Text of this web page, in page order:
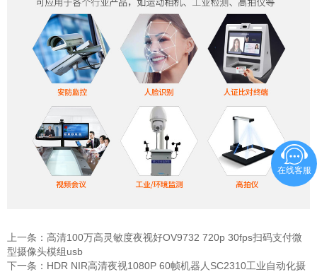
上一条： 高清100万高灵敏度夜视好OV9732 720p 30fps扫码支付微
型摄像头模组usb
下一条： HDR NIR高清夜视1080P 60帧机器人SC2310工业自动化摄
在线客服